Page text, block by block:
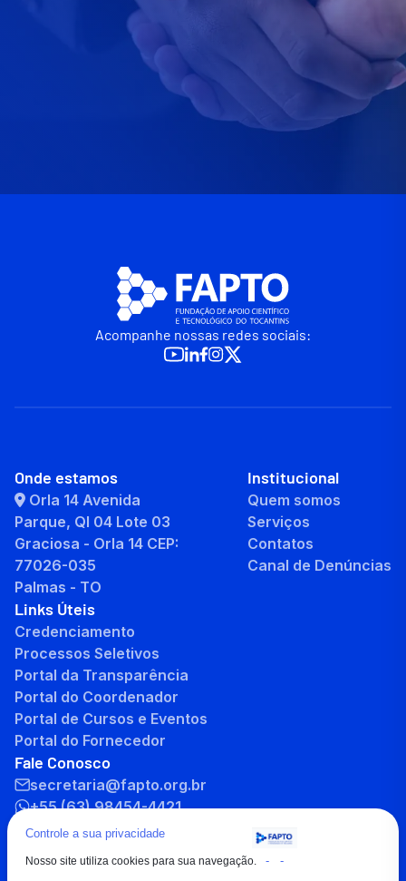
Acompanhe nossas redes sociais:
Onde estamos
Orla 14 Avenida
Parque, QI 04 Lote 03
Graciosa - Orla 14 CEP:
77026-035
Palmas - TO
Institucional
Quem somos
Serviços
Contatos
Canal de Denúncias
Links Úteis
Credenciamento
Processos Seletivos
Portal da Transparência
Portal do Coordenador
Portal de Cursos e Eventos
Portal do Fornecedor
Fale Conosco
secretaria@fapto.org.br
+55 (63) 98454-4421
+55 (63) 3232-8701
Controle a sua privacidade
Nosso site utiliza cookies para sua navegação. - -